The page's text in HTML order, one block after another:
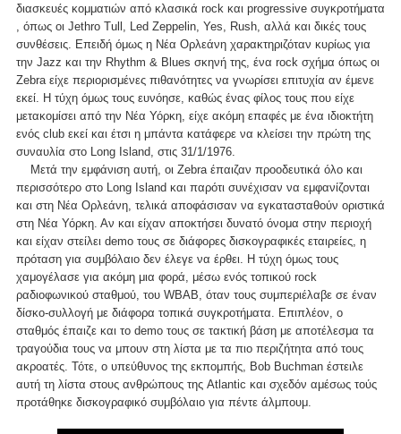
διασκευές κομματιών από κλασικά rock και progressive συγκροτήματα
, όπως οι Jethro Tull, Led Zeppelin, Yes, Rush, αλλά και δικές τους
συνθέσεις. Επειδή όμως η Νέα Ορλεάνη χαρακτηριζόταν κυρίως για
την Jazz και την Rhythm & Blues σκηνή της, ένα rock σχήμα όπως οι
Zebra είχε περιορισμένες πιθανότητες να γνωρίσει επιτυχία αν έμενε
εκεί. Η τύχη όμως τους ευνόησε, καθώς ένας φίλος τους που είχε
μετακομίσει από την Νέα Υόρκη, είχε ακόμη επαφές με ένα ιδιοκτήτη
ενός club εκεί και έτσι η μπάντα κατάφερε να κλείσει την πρώτη της
συναυλία στο Long Island, στις 31/1/1976.
Μετά την εμφάνιση αυτή, οι Zebra έπαιζαν προοδευτικά όλο και
περισσότερο στο Long Island και παρότι συνέχισαν να εμφανίζονται
και στη Νέα Ορλεάνη, τελικά αποφάσισαν να εγκατασταθούν οριστικά
στη Νέα Υόρκη. Αν και είχαν αποκτήσει δυνατό όνομα στην περιοχή
και είχαν στείλει demo τους σε διάφορες δισκογραφικές εταιρείες, η
πρόταση για συμβόλαιο δεν έλεγε να έρθει. Η τύχη όμως τους
χαμογέλασε για ακόμη μια φορά, μέσω ενός τοπικού rock
ραδιοφωνικού σταθμού, του WBAB, όταν τους συμπεριέλαβε σε έναν
δίσκο-συλλογή με διάφορα τοπικά συγκροτήματα. Επιπλέον, ο
σταθμός έπαιζε και το demo τους σε τακτική βάση με αποτέλεσμα τα
τραγούδια τους να μπουν στη λίστα με τα πιο περιζήτητα από τους
ακροατές. Τότε, ο υπεύθυνος της εκπομπής, Bob Buchman έστειλε
αυτή τη λίστα στους ανθρώπους της Atlantic και σχεδόν αμέσως τούς
προτάθηκε δισκογραφικό συμβόλαιο για πέντε άλμπουμ.